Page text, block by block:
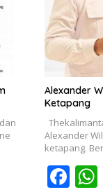
Alexander
Ketapang
Alexander
ketapang.
F